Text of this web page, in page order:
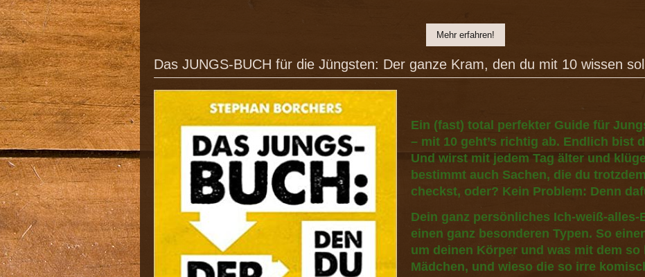
Mehr erfahren!
Das JUNGS-BUCH für die Jüngsten: Der ganze Kram, den du mit 10 wissen
Ein (fast) total perfekter Guide für
– mit 10 geht’s richtig ab. Endlich bist
Und wirst mit jedem Tag älter und
bestimmt auch Sachen, die du
checkst, oder? Kein Problem: Denn
Dein ganz persönliches Ich-weiß-
einen ganz besonderen Typen. So
um deinen Körper und was mit dem so
Mädchen, und wieso die so irre